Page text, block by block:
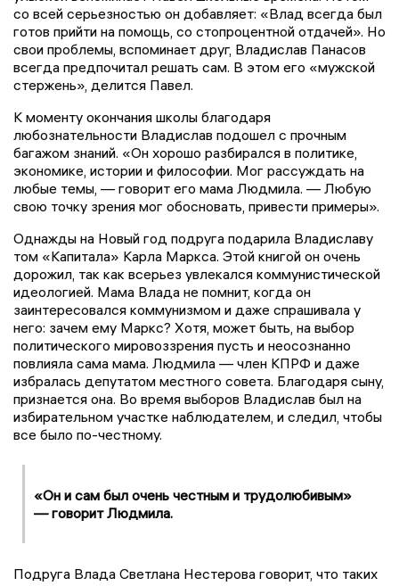
со всей серьезностью он добавляет: «Влад всегда был
готов прийти на помощь, со стопроцентной отдачей». Но
свои проблемы, вспоминает друг, Владислав Панасов
всегда предпочитал решать сам. В этом его «мужской
стержень», делится Павел.
К моменту окончания школы благодаря
любознательности Владислав подошел с прочным
багажом знаний. «Он хорошо разбирался в политике,
экономике, истории и философии. Мог рассуждать на
любые темы, — говорит его мама Людмила. — Любую
свою точку зрения мог обосновать, привести примеры».
Однажды на Новый год подруга подарила Владиславу
том «Капитала» Карла Маркса. Этой книгой он очень
дорожил, так как всерьез увлекался коммунистической
идеологией. Мама Влада не помнит, когда он
заинтересовался коммунизмом и даже спрашивала у
него: зачем ему Маркс? Хотя, может быть, на выбор
политического мировоззрения пусть и неосознанно
повлияла сама мама. Людмила — член КПРФ и даже
избралась депутатом местного совета. Благодаря сыну,
признается она. Во время выборов Владислав был на
избирательном участке наблюдателем, и следил, чтобы
все было по-честному.
«Он и сам был очень честным и трудолюбивым»
— говорит Людмила.
Подруга Влада Светлана Нестерова говорит, что таких